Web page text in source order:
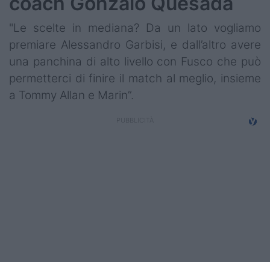
"Le scelte in mediana? Da un lato vogliamo
premiare Alessandro Garbisi, e dall’altro avere
una panchina di alto livello con Fusco che può
permetterci di finire il match al meglio, insieme
a Tommy Allan e Marin”.